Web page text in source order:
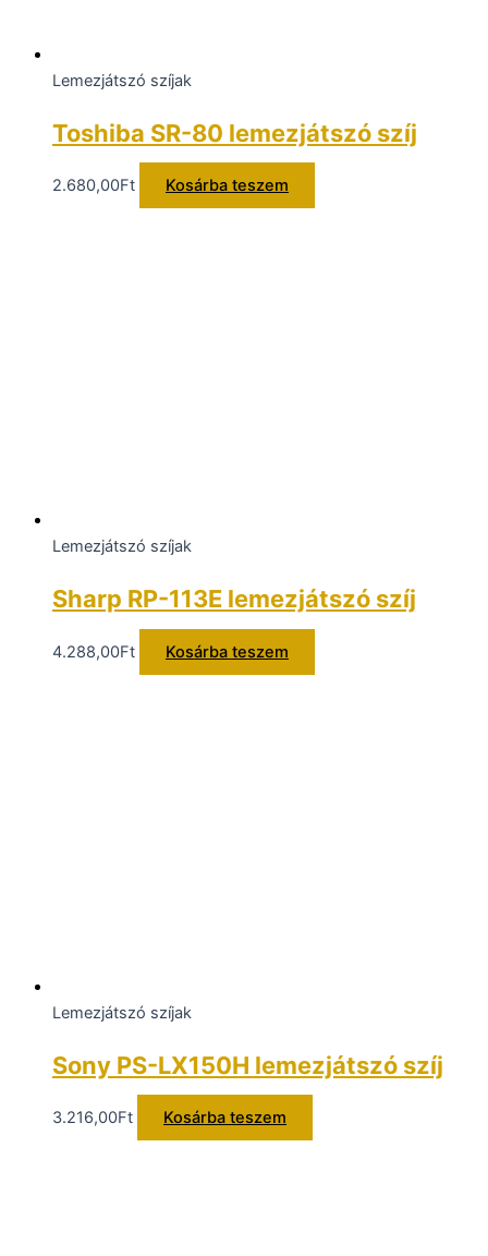
Lemezjátszó szíjak
Toshiba SR-80 lemezjátszó szíj
2.680,00Ft Kosárba teszem
Lemezjátszó szíjak
Sharp RP-113E lemezjátszó szíj
4.288,00Ft Kosárba teszem
Lemezjátszó szíjak
Sony PS-LX150H lemezjátszó szíj
3.216,00Ft Kosárba teszem